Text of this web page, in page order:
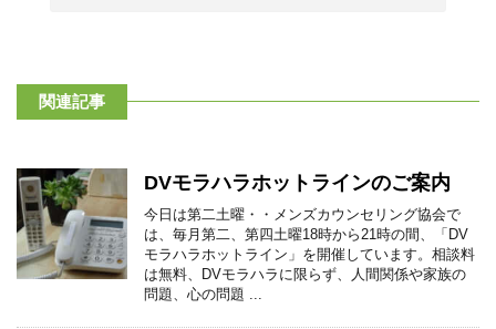
関連記事
DVモラハラホットラインのご案内
今日は第二土曜・・メンズカウンセリング協会で
は、毎月第二、第四土曜18時から21時の間、「DV
モラハラホットライン」を開催しています。相談料
は無料、DVモラハラに限らず、人間関係や家族の
問題、心の問題 ...